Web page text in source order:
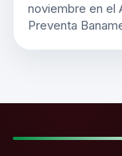
noviembre en el
Preventa